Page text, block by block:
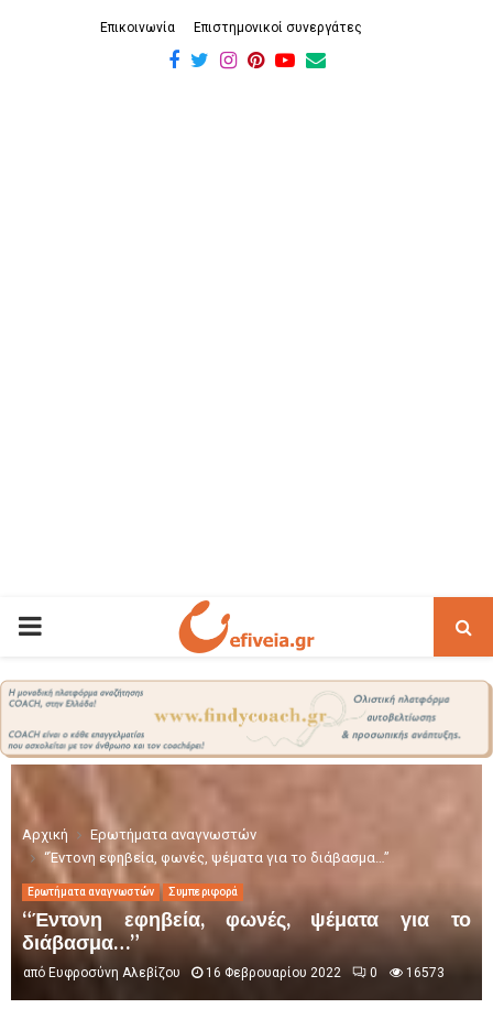
Επικοινωνία Επιστημονικοί συνεργάτες
Facebook
TwitterInstagram
Pinterest
Youtube
Email
PRIMARY
MENU
Αρχική
Ερωτήματα αναγνωστών
“Έντονη εφηβεία, φωνές, ψέματα για το διάβασμα…”
Ερωτήματα αναγνωστών Συμπεριφορά
“Έντονη εφηβεία, φωνές, ψέματα για το
διάβασμα…”
από Ευφροσύνη Αλεβίζου 16 Φεβρουαρίου 2022 0 16573